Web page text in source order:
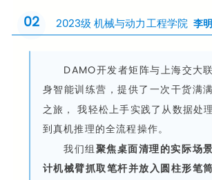
02 2023级 机械与动力工程学院李
DAMO开发者矩阵与上海交大
身智能训练营，提供了一次干货满
之旅， 我轻松上手实践了从数据处
到真机推理的全流程操作。
我们组 聚焦桌面清理的实际场
计机械臂抓取笔杆并放入圆柱形笔